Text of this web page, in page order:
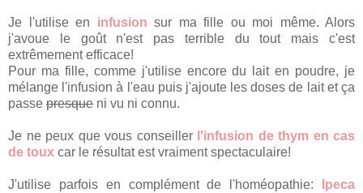
Je l'utilise en infusion sur ma fille ou moi même. Alors
j'avoue le goût n'est pas terrible du tout mais c'est
extrêmement efficace!
Pour ma fille, comme j'utilise encore du lait en poudre, je
mélange l'infusion à l'eau puis j'ajoute les doses de lait et ça
passe presque ni vu ni connu.
Je ne peux que vous conseiller l'infusion de thym en cas
de toux car le résultat est vraiment spectaculaire!
J'utilise parfois en complément de l'homéopathie:
Ipeca